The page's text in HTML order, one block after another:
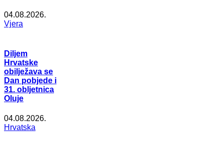
04.08.2026.
Vjera
Diljem
Hrvatske
obilježava se
Dan pobjede i
31. obljetnica
Oluje
04.08.2026.
Hrvatska